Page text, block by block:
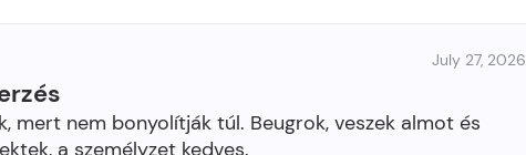
July 27, 2026
mert nem bonyolítják túl. Beugrok, veszek almot és